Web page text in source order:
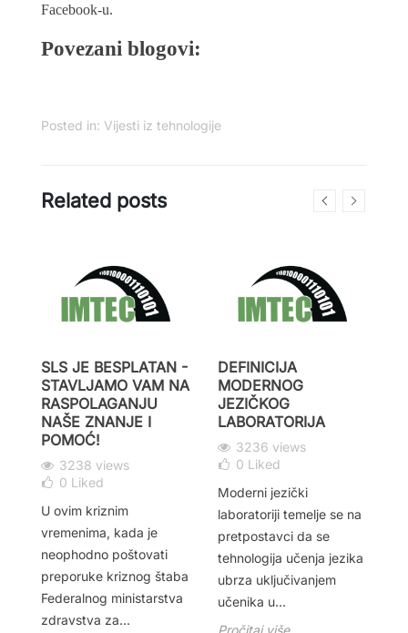
Facebook-u.
Povezani blogovi:
Posted in: Vijesti iz tehnologije
Related posts
SLS JE BESPLATAN -
STAVLJAMO VAM NA
RASPOLAGANJU
NAŠE ZNANJE I
POMOĆ!
3238 views
0 Liked
U ovim kriznim
vremenima, kada je
neophodno poštovati
preporuke kriznog štaba
Federalnog ministarstva
zdravstva za...
DEFINICIJA
MODERNOG
JEZIČKOG
LABORATORIJA
3236 views
0 Liked
Moderni jezički
laboratoriji temelje se na
pretpostavci da se
tehnologija učenja jezika
ubrza uključivanjem
učenika u...